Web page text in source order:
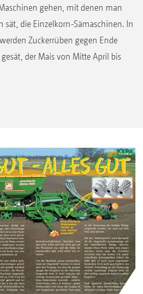
gehen, mit denen man
sät, die Einzelkorn-Sämaschinen. In
Zuckerrüben gegen Ende
der Mais von Mitte April bis